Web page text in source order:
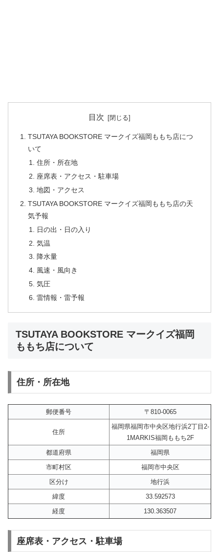
目次
TSUTAYA BOOKSTORE マークイズ福岡ももち店につ
いて
住所・所在地
座席表・アクセス・駐車場
地図・アクセス
TSUTAYA BOOKSTORE マークイズ福岡ももち店の天
気予報
日の出・日の入り
気温
降水量
風速・風向き
気圧
雷情報・雷予報
TSUTAYA BOOKSTORE マークイズ福岡
ももち店について
住所・所在地
郵便番号 〒810-0065
住所
福岡県福岡市中央区地行浜2丁目2‐
1MARKIS福岡ももち2F
都道府県
福岡県
市町村区
福岡市中央区
区分け
地行浜
緯度
33.592573
経度
130.363507
座席表・アクセス・駐車場